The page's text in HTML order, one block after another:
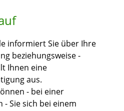
informiert Sie über Ihre
beziehungsweise -
Ihnen eine
aus.
- bei einer
Sie sich bei einem